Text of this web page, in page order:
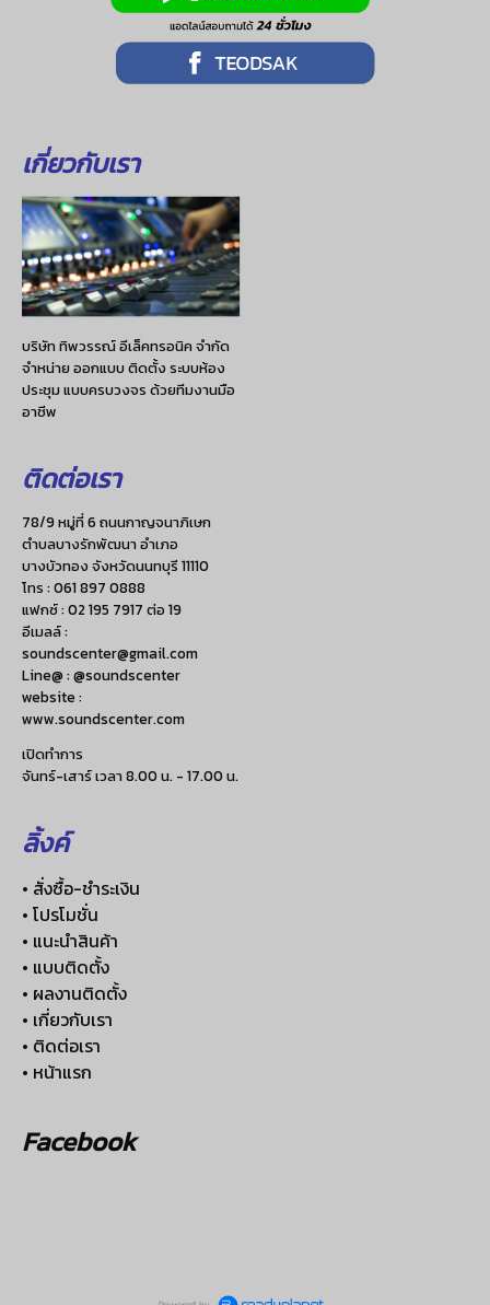
เกี่ยวกับเรา
บริษัท ทิพวรรณ์ อีเล็คทรอนิค จำกัด
จำหน่าย ออกแบบ ติดตั้ง ระบบห้อง
ประชุม แบบครบวงจร ด้วยทีมงานมือ
อาชีพ
ติดต่อเรา
78/9 หมู่ที่ 6 ถนนกาญจนาภิเษก
ตำบลบางรักพัฒนา อำเภอ
บางบัวทอง จังหวัดนนทบุรี 11110
โทร :061 897 0888
แฟกซ์ :02 195 7917 ต่อ 19
อีเมลล์ :
soundscenter@gmail.com
Line@ : @soundscenter
website :
www.soundscenter.com
เปิดทำการ
จันทร์-เสาร์ เวลา 8.00 น. - 17.00 น.
ลิ้งค์
• สั่งซื้อ-ชำระเงิน
• โปรโมชั่น
• แนะนำสินค้า
• แบบติดตั้ง
• ผลงานติดตั้ง
• เกี่ยวกับเรา
• ติดต่อเรา
• หน้าแรก
Facebook